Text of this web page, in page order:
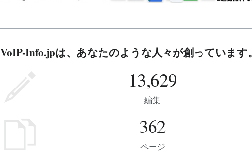
VoIP-Info.jpは、あなたのような人々が創っています。
13,629
編集
362
ページ